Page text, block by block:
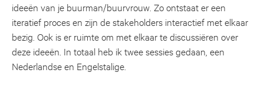
ideeën van je buurman/buurvrouw. Zo ontstaat er een
iteratief proces en zijn de stakeholders interactief met elkaar
bezig. Ook is er ruimte om met elkaar te discussiëren over
deze ideeën. In totaal heb ik twee sessies gedaan, een
Nederlandse en Engelstalige.